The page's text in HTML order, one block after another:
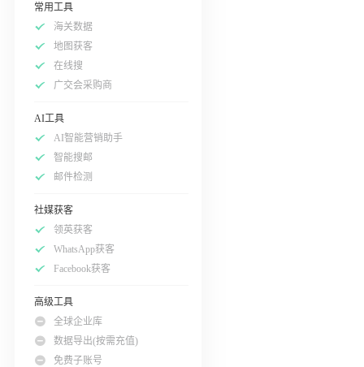
常用工具
海关数据
地图获客
在线搜
广交会采购商
AI工具
AI智能营销助手
智能搜邮
邮件检测
社媒获客
领英获客
WhatsApp获客
Facebook获客
高级工具
全球企业库
数据导出(按需充值)
免费子账号